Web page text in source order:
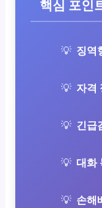
핵심 포인
징역
자격
긴급
대화
손해